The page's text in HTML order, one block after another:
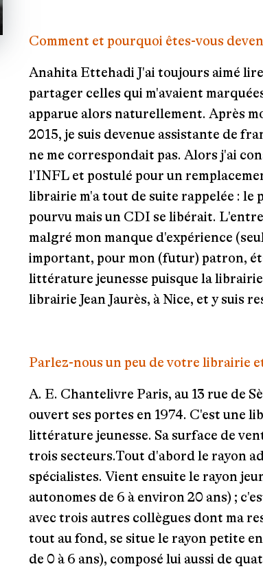
Comment et pourquoi êtes-vous
Anahita Ettehadi J'ai toujours aimé
partager celles qui m'avaient
apparue alors naturellement. Après
2015, je suis devenue assistante de
ne me correspondait pas. Alors j'ai
l'INFL et postulé pour un
librairie m'a tout de suite rappelée : le
pourvu mais un CDI se libérait.
malgré mon manque d'expérience
important, pour mon (futur) patron,
littérature jeunesse puisque la
librairie Jean Jaurès, à Nice, et y suis
Parlez-nous un peu de votre librairie
A. E. Chantelivre Paris, au 13 rue de
ouvert ses portes en 1974. C'est une
littérature jeunesse. Sa surface de
trois secteurs.Tout d'abord le rayon
spécialistes. Vient ensuite le rayon
autonomes de 6 à environ 20 ans) ;
avec trois autres collègues dont ma
tout au fond, se situe le rayon petite
de 0 à 6 ans), composé lui aussi de